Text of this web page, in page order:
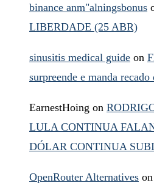
binance anm"alningsbonus
LIBERDADE (25 ABR)
sinusitis medical guide on
surpreende e manda
EarnestHoing on
LULA CONTINUA
DÓLAR CONTINUA
OpenRouter Alternatives on